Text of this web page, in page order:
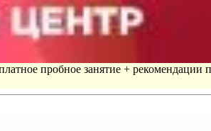
пробное занятие + рекомендации